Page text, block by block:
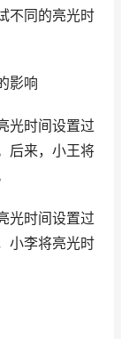
不同的亮光时
影响
光时间设置过
后来，小王将
光时间设置过
小李将亮光时